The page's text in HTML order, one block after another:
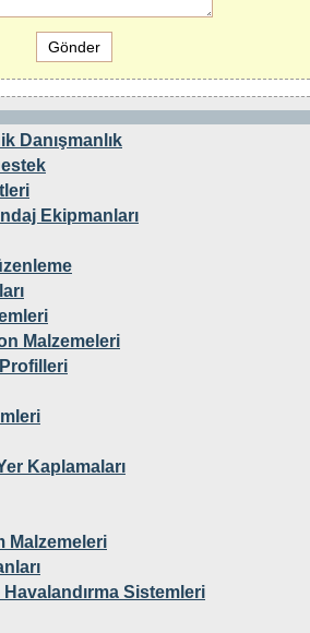
Danışmanlık
Ekipmanları
Malzemeleri
Profilleri
Kaplamaları
Malzemeleri
Havalandırma Sistemleri